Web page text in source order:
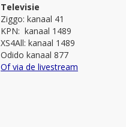
Televisie
Ziggo: kanaal 41
KPN: kanaal 1489
XS4All: kanaal 1489
Odido kanaal 877
Of via de livestream